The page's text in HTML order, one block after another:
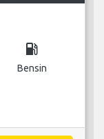
local_gas_station
Bensin